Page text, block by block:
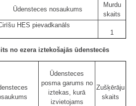
Ūdensteces nosaukums
Murdu
skaits
HES pievadkanāls
1
no ezera iztekošajās ūdenstecēs
Ūdensteces
posma garums no
iztekas, kurā
izvietojams
Zušķērāju
skaits